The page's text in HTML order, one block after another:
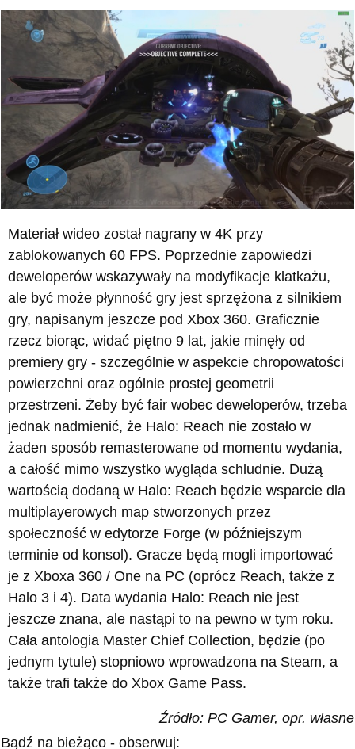
Materiał wideo został nagrany w 4K przy
zablokowanych 60 FPS. Poprzednie zapowiedzi
deweloperów wskazywały na modyfikacje klatkażu,
ale być może płynność gry jest sprzężona z silnikiem
gry, napisanym jeszcze pod Xbox 360. Graficznie
rzecz biorąc, widać piętno 9 lat, jakie minęły od
premiery gry - szczególnie w aspekcie chropowatości
powierzchni oraz ogólnie prostej geometrii
przestrzeni. Żeby być fair wobec deweloperów, trzeba
jednak nadmienić, że Halo: Reach nie zostało w
żaden sposób remasterowane od momentu wydania,
a całość mimo wszystko wygląda schludnie. Dużą
wartością dodaną w Halo: Reach będzie wsparcie dla
multiplayerowych map stworzonych przez
społeczność w edytorze Forge (w późniejszym
terminie od konsol). Gracze będą mogli importować
je z Xboxa 360 / One na PC (oprócz Reach, także z
Halo 3 i 4). Data wydania Halo: Reach nie jest
jeszcze znana, ale nastąpi to na pewno w tym roku.
Cała antologia Master Chief Collection, będzie (po
jednym tytule) stopniowo wprowadzona na Steam, a
także trafi także do Xbox Game Pass.
Źródło: PC Gamer, opr. własne
Bądź na bieżąco - obserwuj: